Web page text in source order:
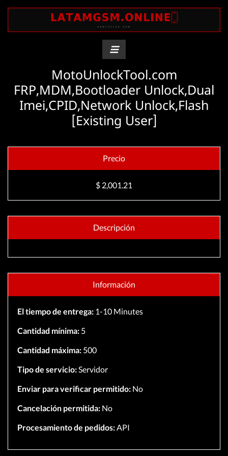
MotoUnlockTool.com
FRP,MDM,Bootloader Unlock,Dual
Imei,CPID,Network Unlock,Flash
[Existing User]
Precio
$ 2,001.21
Descripción
Información
El tiempo de entrega:1-10 Minutes
Cantidad mínima:5
Cantidad máxima:500
Tipo de servicio:Servidor
Enviar para verificar permitido:No
Cancelación permitida:No
Procesamiento de pedidos:API